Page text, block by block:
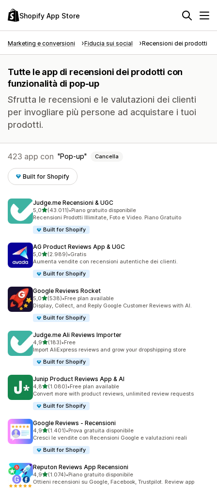
Shopify App Store
Marketing e conversioni Fiducia sui social Recensioni dei prodotti
Tutte le app di recensioni dei prodotti con
funzionalità di pop-up
Sfrutta le recensioni e le valutazioni dei clienti
per invogliare più persone ad acquistare i tuoi
prodotti.
423 app con Pop-up Cancella
Built for Shopify
Judge.me Recensioni & UGC
5,0stelle su 5
(43.011)
43011 recensioni totali
•Piano gratuito disponibile
Recensioni Prodotti Illimitate, Foto e Video. Piano Gratuito
Built for Shopify
AG Product Reviews App & UGC
5,0stelle su 5
(2.989)
2989 recensioni totali
•Gratis
Aumenta vendite con recensioni autentiche dei clienti.
Built for Shopify
Google Reviews Rocket
5,0stelle su 5
(538)
538 recensioni totali
•Free plan available
Display, Collect, and Reply Google Customer Reviews with AI.
Built for Shopify
Judge.me Ali Reviews Importer
4,9stelle su 5
(183)
183 recensioni totali
•Free
Import AliExpress reviews and grow your dropshipping store
Built for Shopify
Junip Product Reviews App & AI
4,8stelle su 5
(1.080)
1080 recensioni totali
•Free plan available
Convert more with product reviews, unlimited review requests
Built for Shopify
Google Reviews ‑ Recensioni
4,9stelle su 5
(1.401)
1401 recensioni totali
•Prova gratuita disponibile
Cresci le vendite con Recensioni Google e valutazioni reali
Built for Shopify
Reputon Reviews App Recensioni
4,9stelle su 5
(1.074)
1074 recensioni totali
•Piano gratuito disponibile
Ottieni recensioni su Google, Facebook, Trustpilot. Review app